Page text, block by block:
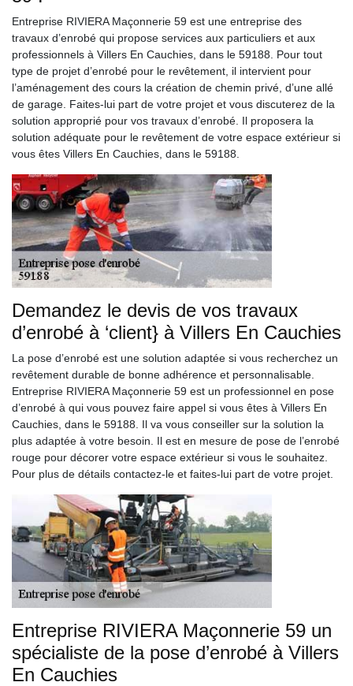
Entreprise RIVIERA Maçonnerie 59 est une entreprise des
travaux d’enrobé qui propose services aux particuliers et aux
professionnels à Villers En Cauchies, dans le 59188. Pour tout
type de projet d’enrobé pour le revêtement, il intervient pour
l’aménagement des cours la création de chemin privé, d’une allé
de garage. Faites-lui part de votre projet et vous discuterez de la
solution approprié pour vos travaux d’enrobé. Il proposera la
solution adéquate pour le revêtement de votre espace extérieur si
vous êtes Villers En Cauchies, dans le 59188.
Demandez le devis de vos travaux
d’enrobé à ‘client} à Villers En Cauchies
La pose d’enrobé est une solution adaptée si vous recherchez un
revêtement durable de bonne adhérence et personnalisable.
Entreprise RIVIERA Maçonnerie 59 est un professionnel en pose
d’enrobé à qui vous pouvez faire appel si vous êtes à Villers En
Cauchies, dans le 59188. Il va vous conseiller sur la solution la
plus adaptée à votre besoin. Il est en mesure de pose de l’enrobé
rouge pour décorer votre espace extérieur si vous le souhaitez.
Pour plus de détails contactez-le et faites-lui part de votre projet.
Entreprise RIVIERA Maçonnerie 59 un
spécialiste de la pose d’enrobé à Villers
En Cauchies